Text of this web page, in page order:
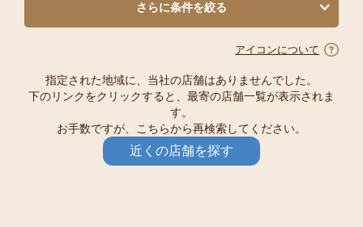
さらに条件を絞る
アイコンについて
指定された地域に、当社の店舗はありませんでした。
下のリンクをクリックすると、最寄の店舗一覧が表示されま
す。
お手数ですが、こちらから再検索してください。
近くの店舗を探す